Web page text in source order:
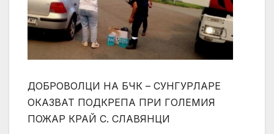
ДОБРОВОЛЦИ НА БЧК – СУНГУРЛАРЕ
ОКАЗВАТ ПОДКРЕПА ПРИ ГОЛЕМИЯ
ПОЖАР КРАЙ С. СЛАВЯНЦИ